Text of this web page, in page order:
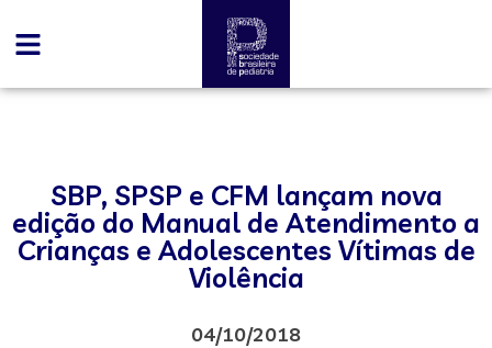
SBP, SPSP e CFM lançam nova
edição do Manual de Atendimento a
Crianças e Adolescentes Vítimas de
Violência
04/10/2018